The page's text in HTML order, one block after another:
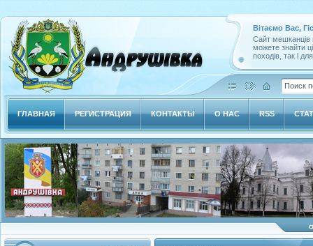
Вітаємо Вас,
Сайт мешканців
можете знайти
походів, так і
ГЛАВНАЯ РЕГИСТРАЦИЯ КОНТАКТЫ О НАС RSS